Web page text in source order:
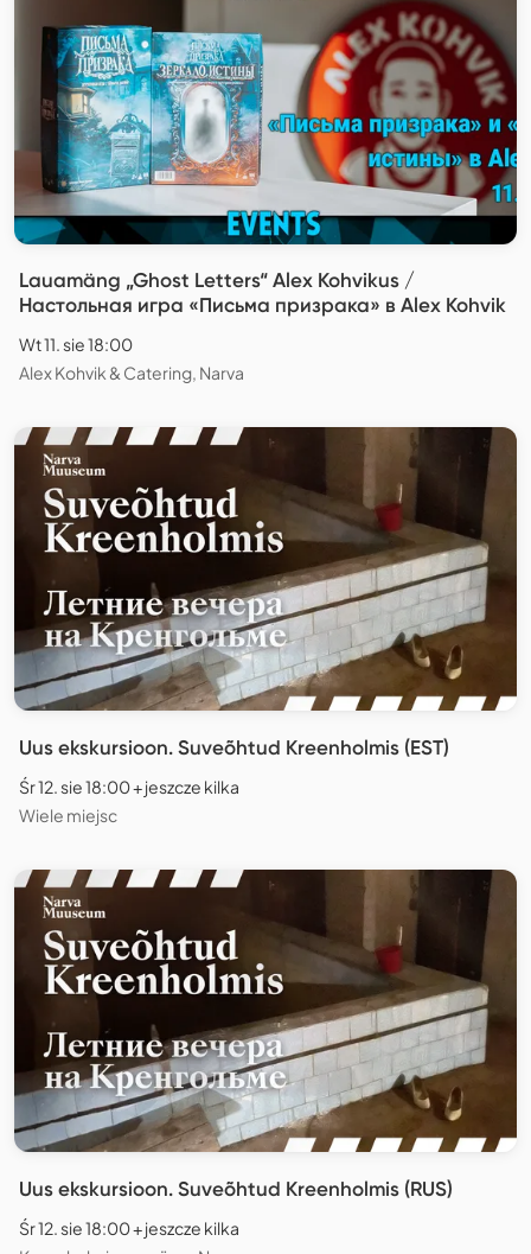
Lauamäng „Ghost Letters“ Alex Kohvikus /
Настольная игра «Письма призрака» в Alex Kohvik
Wt 11. sie 18:00
Alex Kohvik & Catering, Narva
Uus ekskursioon. Suveõhtud Kreenholmis (EST)
Śr 12. sie 18:00 + jeszcze kilka
Wiele miejsc
Uus ekskursioon. Suveõhtud Kreenholmis (RUS)
Śr 12. sie 18:00 + jeszcze kilka